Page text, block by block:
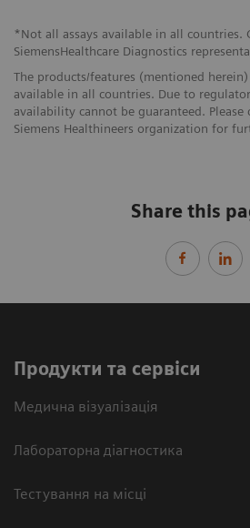
*Not all assays available in all countries.
SiemensHealthcare Diagnostics
The products/features (mentioned
available in all countries. Due to
availability cannot be guaranteed. Please
Siemens Healthineers organization for
Share this
Продукти та сервіси
Медична візуалізація
Лабораторна діагностика
Тестування на місці